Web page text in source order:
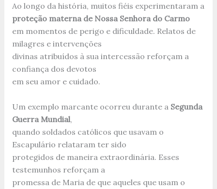
Ao longo da história, muitos fiéis experimentaram a
proteção materna de Nossa Senhora do Carmo
em momentos de perigo e dificuldade. Relatos de
milagres e intervenções
divinas atribuídos à sua intercessão reforçam a
confiança dos devotos
em seu amor e cuidado.
Um exemplo marcante ocorreu durante a Segunda
Guerra Mundial,
quando soldados católicos que usavam o
Escapulário relataram ter sido
protegidos de maneira extraordinária. Esses
testemunhos reforçam a
promessa de Maria de que aqueles que usam o